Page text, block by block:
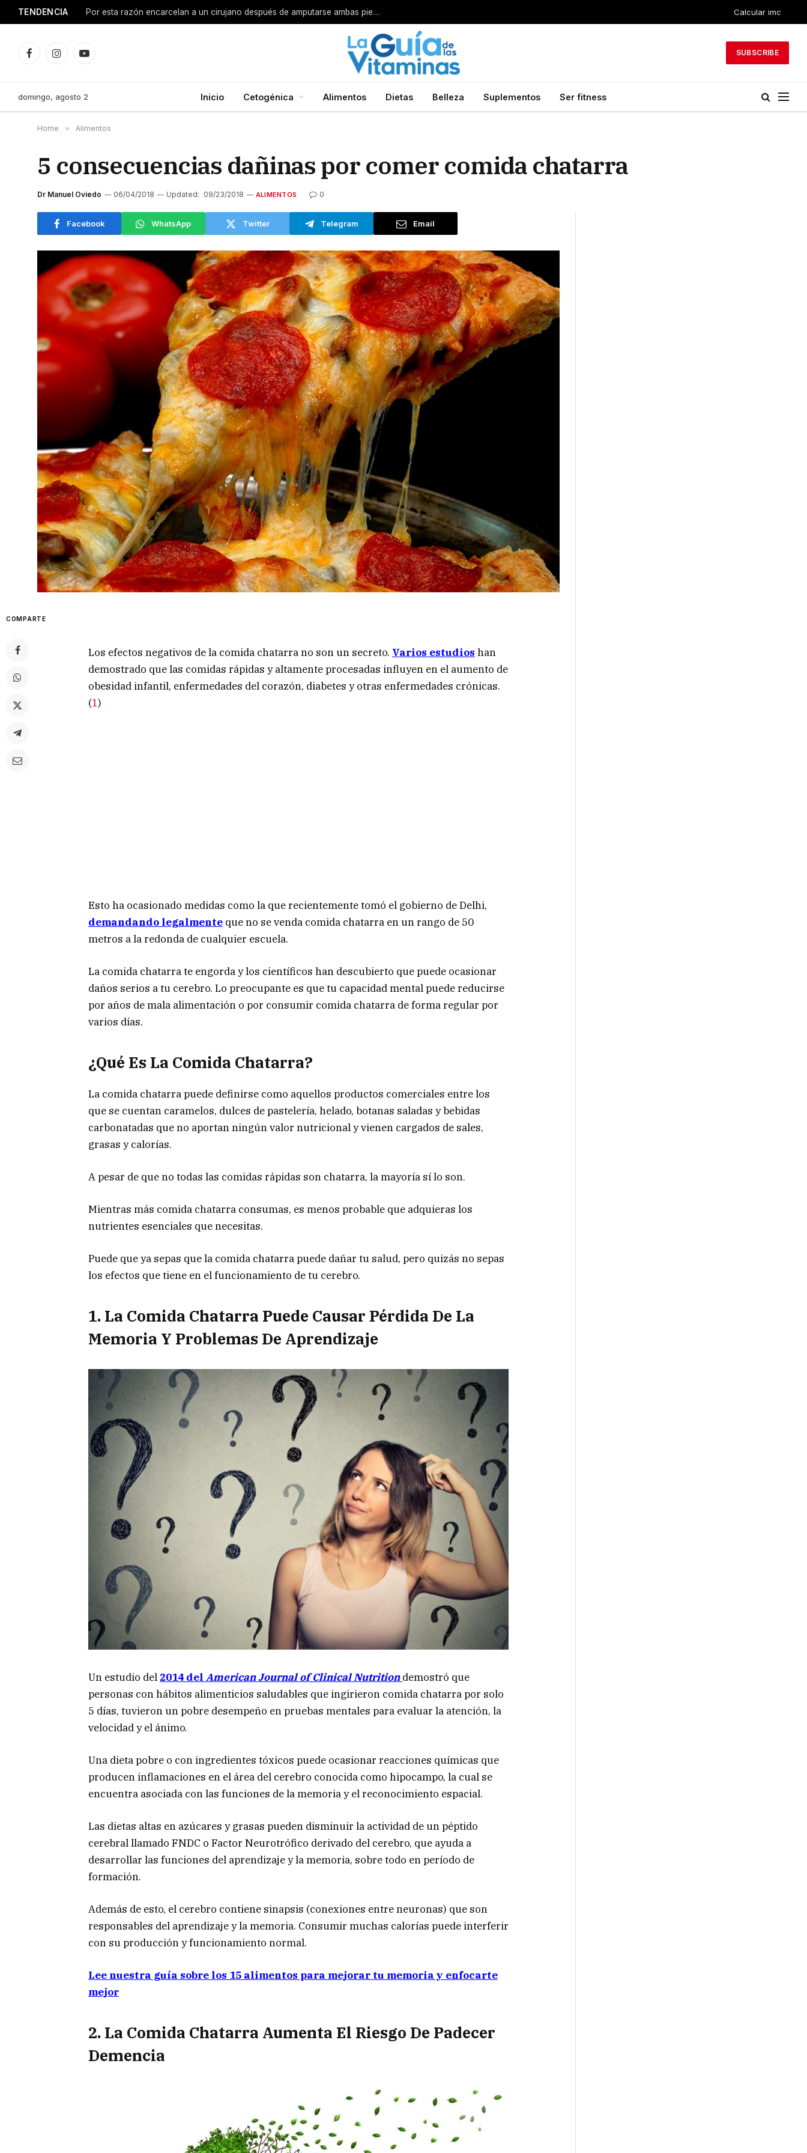
TENDENCIA 15 beneficios de tomar magnesio para tu cuerpo Calcular imc
FacebookInstagramYouTube
SUBSCRIBE
domingo, agosto 2 Inicio Cetogénica Alimentos Dietas Belleza Suplementos Ser fitness
Home » Alimentos
5 consecuencias dañinas por comer comida chatarra
Dr Manuel Oviedo 06/04/2018 Updated: 09/23/2018 ALIMENTOS 0
Facebook WhatsApp Twitter Telegram Email
COMPARTE
Los efectos negativos de la comida chatarra no son un secreto. Varios estudios han
demostrado que las comidas rápidas y altamente procesadas influyen en el aumento de
obesidad infantil, enfermedades del corazón, diabetes y otras enfermedades crónicas.
(1)
Esto ha ocasionado medidas como la que recientemente tomó el gobierno de Delhi,
demandando legalmente que no se venda comida chatarra en un rango de 50
metros a la redonda de cualquier escuela.
La comida chatarra te engorda y los científicos han descubierto que puede ocasionar
daños serios a tu cerebro. Lo preocupante es que tu capacidad mental puede reducirse
por años de mala alimentación o por consumir comida chatarra de forma regular por
varios días.
¿Qué Es La Comida Chatarra?
La comida chatarra puede definirse como aquellos productos comerciales entre los
que se cuentan caramelos, dulces de pastelería, helado, botanas saladas y bebidas
carbonatadas que no aportan ningún valor nutricional y vienen cargados de sales,
grasas y calorías.
A pesar de que no todas las comidas rápidas son chatarra, la mayoría sí lo son.
Mientras más comida chatarra consumas, es menos probable que adquieras los
nutrientes esenciales que necesitas.
Puede que ya sepas que la comida chatarra puede dañar tu salud, pero quizás no sepas
los efectos que tiene en el funcionamiento de tu cerebro.
1. La Comida Chatarra Puede Causar Pérdida De La
Memoria Y Problemas De Aprendizaje
Un estudio del 2014 del American Journal of Clinical Nutrition demostró que
personas con hábitos alimenticios saludables que ingirieron comida chatarra por solo
5 días, tuvieron un pobre desempeño en pruebas mentales para evaluar la atención, la
velocidad y el ánimo.
Una dieta pobre o con ingredientes tóxicos puede ocasionar reacciones químicas que
producen inflamaciones en el área del cerebro conocida como hipocampo, la cual se
encuentra asociada con las funciones de la memoria y el reconocimiento espacial.
Las dietas altas en azúcares y grasas pueden disminuir la actividad de un péptido
cerebral llamado FNDC o Factor Neurotrófico derivado del cerebro, que ayuda a
desarrollar las funciones del aprendizaje y la memoria, sobre todo en período de
formación.
Además de esto, el cerebro contiene sinapsis (conexiones entre neuronas) que son
responsables del aprendizaje y la memoria. Consumir muchas calorías puede interferir
con su producción y funcionamiento normal.
Lee nuestra guía sobre los 15 alimentos para mejorar tu memoria y enfocarte
mejor
2. La Comida Chatarra Aumenta El Riesgo De Padecer
Demencia